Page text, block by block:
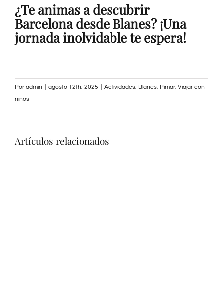
¿Te animas a descubrir
Barcelona desde Blanes? ¡Una
jornada inolvidable te espera!
Por admin agosto 12th, 2025 Actividades, Blanes, Pimar, Viajar con
niños
Artículos relacionados